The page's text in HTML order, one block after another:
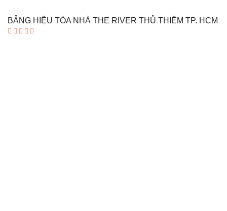
BẢNG HIỆU TÒA NHÀ THE RIVER THỦ THIÊM TP. HCM